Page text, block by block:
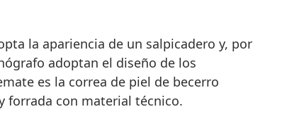
la apariencia de un salpicadero y, por
adoptan el diseño de los
es la correa de piel de becerro
forrada con material técnico.